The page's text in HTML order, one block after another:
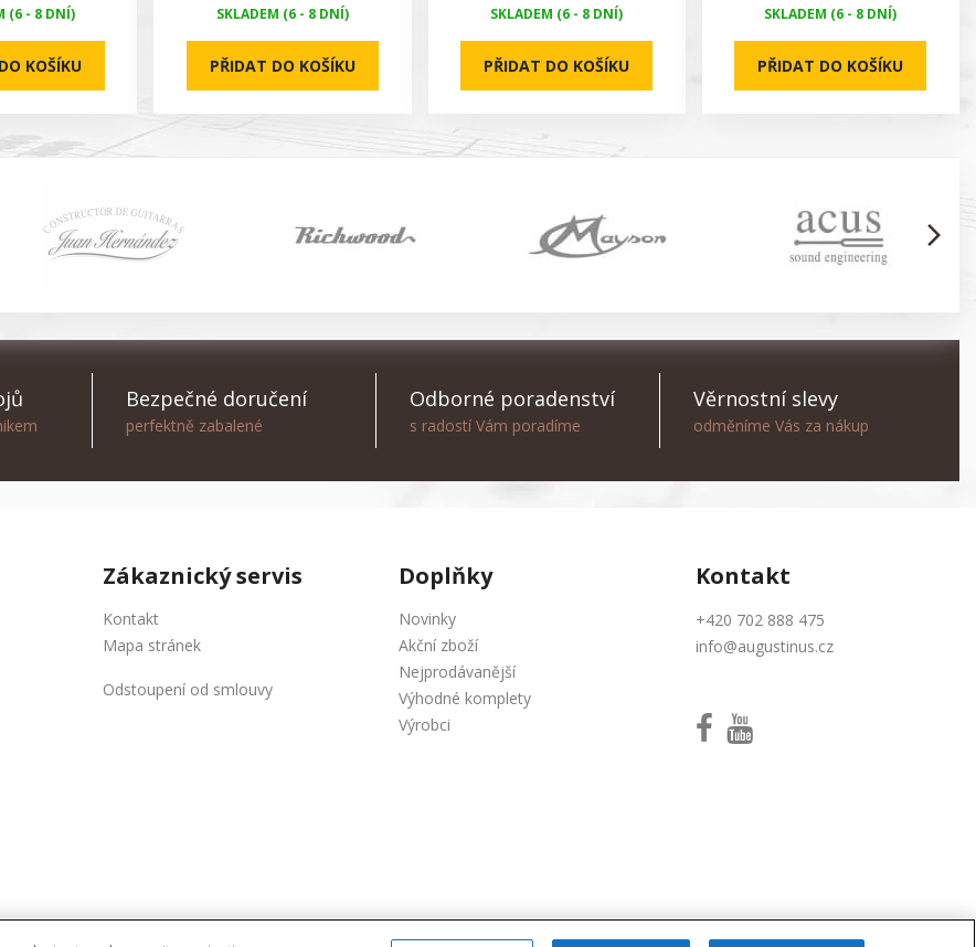
(6 - 8 DNÍ)
KOŠÍKU
SKLADEM (6 - 8 DNÍ)
PŘIDAT DO KOŠÍKU
SKLADEM (6 - 8 DNÍ)
PŘIDAT DO KOŠÍKU
SKLADEM (6 - 8 DNÍ)
PŘIDAT DO KOŠÍKU
arrow_forward_ios
Bezpečné doručení
perfektně zabalené
Odborné poradenství
s radostí Vám poradíme
Věrnostní slevy
odměníme Vás za nákup
Zákaznický servis
Kontakt
Mapa stránek
Odstoupení od smlouvy
Doplňky
Novinky
Akční zboží
Nejprodávanější
Výhodné komplety
Výrobci
Kontakt
+420 702 888 475
info@augustinus.cz